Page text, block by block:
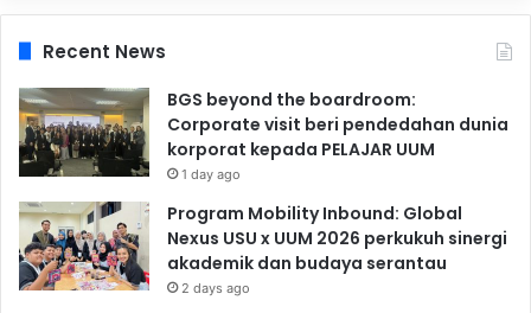
Recent News
BGS beyond the boardroom:
Corporate visit beri pendedahan dunia
korporat kepada PELAJAR UUM
1 day ago
Program Mobility Inbound: Global
Nexus USU x UUM 2026 perkukuh sinergi
akademik dan budaya serantau
2 days ago